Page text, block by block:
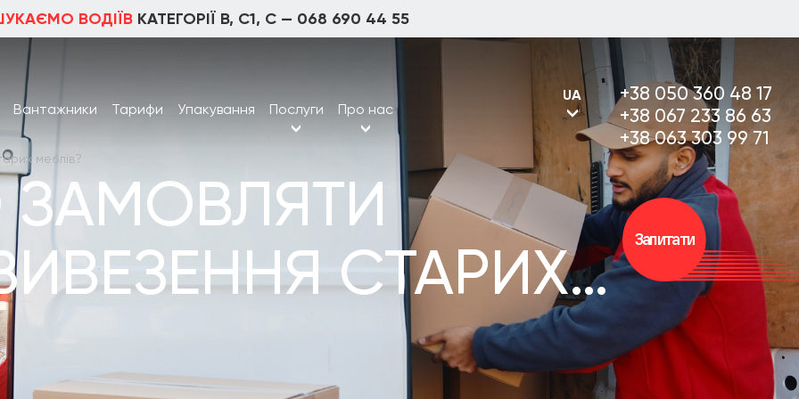
ВОДІЇВ КАТЕГОРІЇ В, С1, С — 068 690 44 55
Вантажники Тарифи Упакування Послуги Про нас
UA
UA
RU
+38 050 360 48 17
+38 067 233 86 63
+38 063 303 99 71
Запитати
меблів?
ЗАМОВЛЯТИ
СТАРИХ